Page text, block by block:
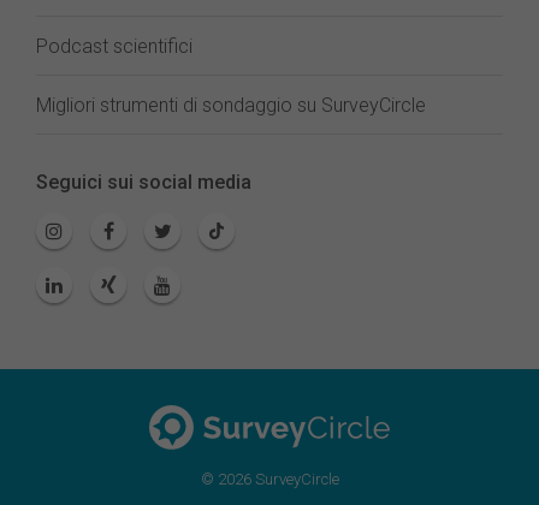
Podcast scientifici
Migliori strumenti di sondaggio su SurveyCircle
Seguici sui social media
© 2026 SurveyCircle